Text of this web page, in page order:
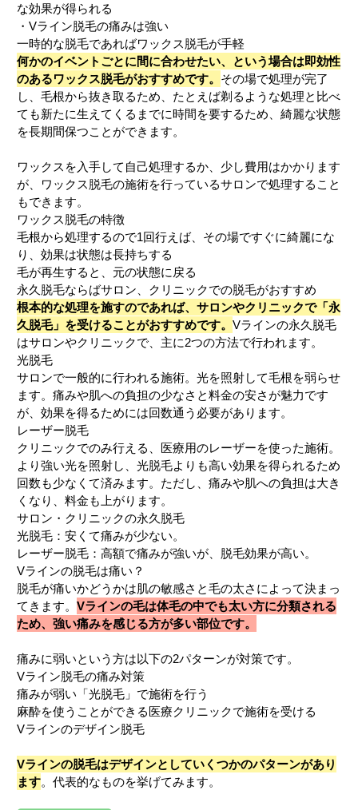
な効果が得られる
・Vライン脱毛の痛みは強い
一時的な脱毛であればワックス脱毛が手軽
何かのイベントごとに間に合わせたい、という場合は即効性
のあるワックス脱毛がおすすめです。 その場で処理が完了
し、毛根から抜き取るため、たとえば剃るような処理と比べ
ても新たに生えてくるまでに時間を要するため、綺麗な状態
を長期間保つことができます。
ワックスを入手して自己処理するか、少し費用はかかります
が、ワックス脱毛の施術を行っているサロンで処理すること
もできます。
ワックス脱毛の特徴
毛根から処理するので1回行えば、その場ですぐに綺麗にな
り、効果は状態は長持ちする
毛が再生すると、元の状態に戻る
永久脱毛ならばサロン、クリニックでの脱毛がおすすめ
根本的な処理を施すのであれば、サロンやクリニックで「永
久脱毛」を受けることがおすすめです。 Vラインの永久脱毛
はサロンやクリニックで、主に2つの方法で行われます。
光脱毛
サロンで一般的に行われる施術。光を照射して毛根を弱らせ
ます。痛みや肌への負担の少なさと料金の安さが魅力です
が、効果を得るためには回数通う必要があります。
レーザー脱毛
クリニックでのみ行える、医療用のレーザーを使った施術。
より強い光を照射し、光脱毛よりも高い効果を得られるため
回数も少なくて済みます。ただし、痛みや肌への負担は大き
くなり、料金も上がります。
サロン・クリニックの永久脱毛
光脱毛：安くて痛みが少ない。
レーザー脱毛：高額で痛みが強いが、脱毛効果が高い。
Vラインの脱毛は痛い？
脱毛が痛いかどうかは肌の敏感さと毛の太さによって決まっ
てきます。 Vラインの毛は体毛の中でも太い方に分類される
ため、強い痛みを感じる方が多い部位です。
痛みに弱いという方は以下の2パターンが対策です。
Vライン脱毛の痛み対策
痛みが弱い「光脱毛」で施術を行う
麻酔を使うことができる医療クリニックで施術を受ける
Vラインのデザイン脱毛
Vラインの脱毛はデザインとしていくつかのパターンがあり
ます。代表的なものを挙げてみます。